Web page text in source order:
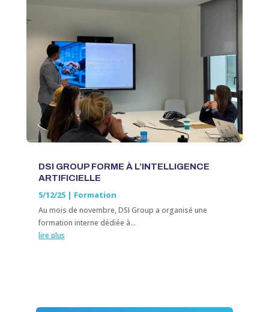
DSI GROUP FORME À L’INTELLIGENCE
ARTIFICIELLE
5/12/25| Formation
Au mois de novembre, DSI Group a organisé une
formation interne dédiée à...
lire plus